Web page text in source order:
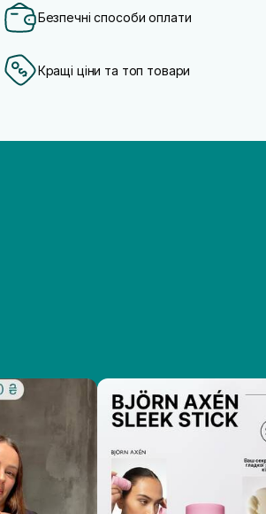
Безпечні способи оплати
Кращі ціни та топ товари